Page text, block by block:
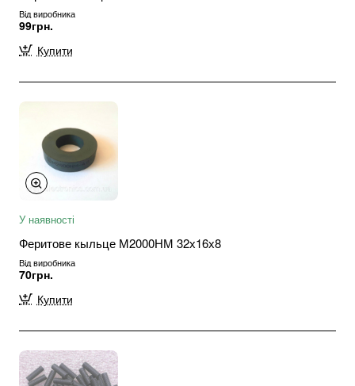
Від виробника
99грн.
Купити
У наявності
Феритове кыльце М2000НМ 32х16х8
Від виробника
70грн.
Купити